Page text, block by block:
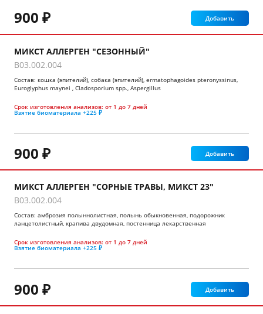
900 ₽ Добавить
МИКСТ АЛЛЕРГЕН "СЕЗОННЫЙ"
B03.002.004
Состав: кошка (эпителий), собака (эпителий), ermatophagoides pteronyssinus,
Euroglyphus maynei , Cladosporium spp., Aspergillus
Срок изготовления анализов: от 1 до 7 дней
Взятие биоматериала +225 ₽
900 ₽ Добавить
МИКСТ АЛЛЕРГЕН "СОРНЫЕ ТРАВЫ, МИКСТ 23"
B03.002.004
Состав: амброзия полыннолистная, полынь обыкновенная, подорожник
ланцетолистный, крапива двудомная, постенница лекарственная
Срок изготовления анализов: от 1 до 7 дней
Взятие биоматериала +225 ₽
900 ₽ Добавить